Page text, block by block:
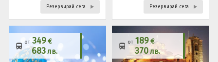
Резервирай сега Резервирай сега
от 349€
683лв.
от 189€
370лв.